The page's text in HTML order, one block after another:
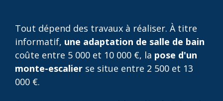
Tout dépend des travaux à réaliser. À titre
informatif, une adaptation de salle de bain
coûte entre 5 000 et 10 000 €, la pose d'un
monte-escalier se situe entre 2 500 et 13
000 €.